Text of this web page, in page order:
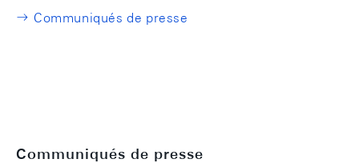
Communiqués de presse
Communiqués de presse